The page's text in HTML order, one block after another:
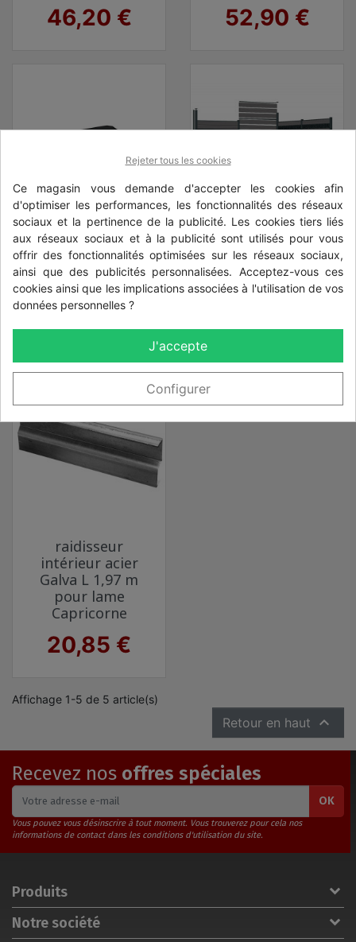
Prix
46,20 € Prix
52,90 €
chapeau pour
poteau alu
gamme
capricorne
Prix
11,60 €
lame composite
cassiopée veinée
30,75 €
raidisseur
intérieur acier
Galva L 1,97 m
pour lame
Capricorne
Prix
20,85 €
Affichage 1-5 de 5 article(s)
Retour en haut 
Recevez nos offres spéciales
OK
Vous pouvez vous désinscrire à tout moment. Vous trouverez pour cela nos
informations de contact dans les conditions d'utilisation du site.
Produits
Notre société
Rejeter tous les cookies
Ce magasin vous demande d'accepter les cookies afin
d'optimiser les performances, les fonctionnalités des réseaux
sociaux et la pertinence de la publicité. Les cookies tiers liés
aux réseaux sociaux et à la publicité sont utilisés pour vous
offrir des fonctionnalités optimisées sur les réseaux sociaux,
ainsi que des publicités personnalisées. Acceptez-vous ces
cookies ainsi que les implications associées à l'utilisation de vos
données personnelles ?
J'accepte
Configurer